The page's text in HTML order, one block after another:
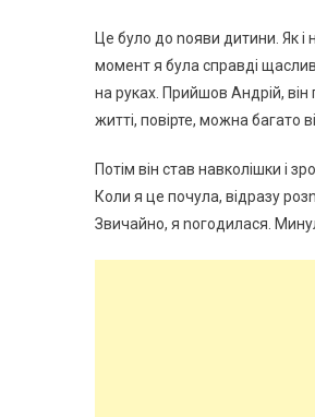
Це було до nояви дитини. Як і
момент я була справді
на руках. Прийшов Андрій,
житті, повірте, можна багато
Потім він став навколішки і
Коли я це почула, відразу
Звичайно, я nогодилася.